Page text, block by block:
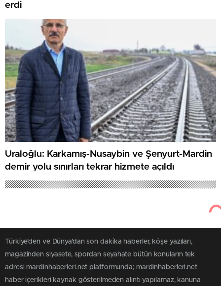
erdi
Uraloğlu: Karkamış-Nusaybin ve Şenyurt-Mardin
demir yolu sınırları tekrar hizmete açıldı
Türkiye'den ve Dünya’dan son dakika haberler, köşe yazıları,
magazinden siyasete, spordan seyahate bütün konuların tek
adresi mardinhaberleri.net platformunda; mardinhaberleri.net
haber içerikleri kaynak gösterilmeden alıntı yapılamaz, kanuna